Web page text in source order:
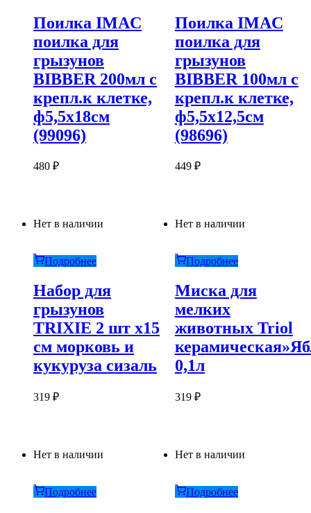
Поилка IMAC
поилка для
грызунов
BIBBER 200мл с
крепл.к клетке,
ф5,5х18см
(99096)
480 ₽
Поилка IMAC
поилка для
грызунов
BIBBER 100мл с
крепл.к клетке,
ф5,5х12,5см
(98696)
449 ₽
Нет в наличии
Подробнее
Набор для
грызунов
TRIXIE 2 шт х15
см морковь и
кукуруза сизаль
319 ₽
Нет в наличии
Подробнее
Миска для
мелких
животных Triol
0,1л
319 ₽
Нет в наличии
Подробнее
Нет в наличии
Подробнее